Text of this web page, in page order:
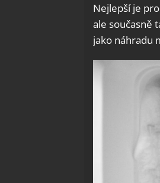
Nejlepší je
ale současně
jako náhradu